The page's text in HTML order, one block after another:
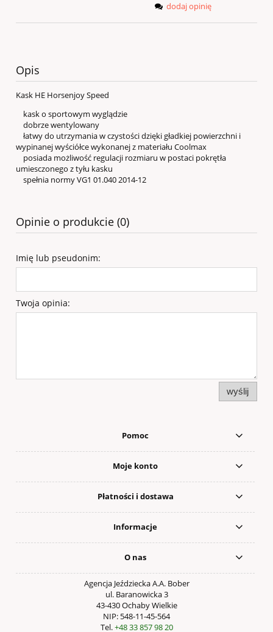
dodaj opinię
Opis
Kask HE Horsenjoy Speed
kask o sportowym wyglądzie
dobrze wentylowany
łatwy do utrzymania w czystości dzięki gładkiej powierzchni i
wypinanej wyściółce wykonanej z materiału Coolmax
posiada możliwość regulacji rozmiaru w postaci pokrętła
umiesczonego z tyłu kasku
spełnia normy VG1 01.040 2014-12
Opinie o produkcie (0)
Imię lub pseudonim:
Twoja opinia:
wyślij
Pomoc
Moje konto
Płatności i dostawa
Informacje
O nas
Agencja Jeździecka A.A. Bober
ul. Baranowicka 3
43-430 Ochaby Wielkie
NIP: 548-11-45-564
Tel.+48 33 857 98 20